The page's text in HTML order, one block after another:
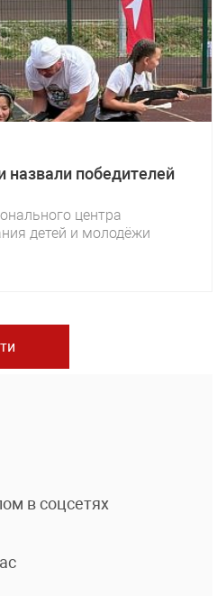
назвали победителей
центра
детей и молодёжи
в соцсетях